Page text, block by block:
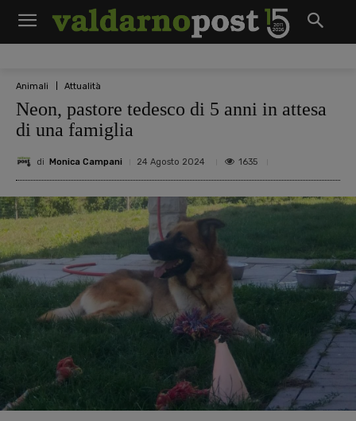
Animali Attualità
Neon, pastore tedesco di 5 anni in attesa
di una famiglia
di Monica Campani 24 Agosto 2024 1635